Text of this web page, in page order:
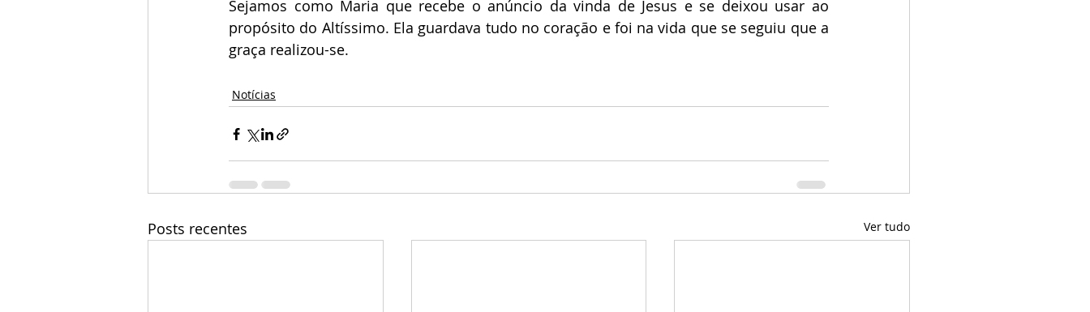
Sejamos como Maria que recebe o anúncio da vinda de Jesus e se deixou usar ao
propósito do Altíssimo. Ela guardava tudo no coração e foi na vida que se seguiu que a
graça realizou-se.
Notícias
Posts recentes Ver tudo